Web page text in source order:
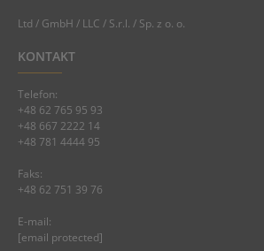
Ltd / GmbH / LLC / S.r.l. / Sp. z o. o.
KONTAKT
Telefon:
+48 62 765 95 93
+48 667 2222 14
+48 781 4444 95
Faks:
+48 62 751 39 76
E-mail:
[email protected]